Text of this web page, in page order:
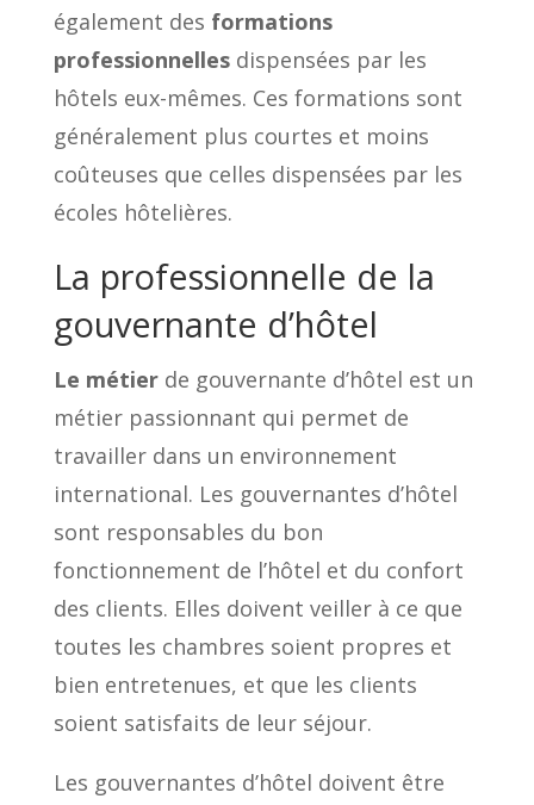
également des formations
professionnellesdispensées par les
hôtels eux-mêmes. Ces formations sont
généralement plus courtes et moins
coûteuses que celles dispensées par les
écoles hôtelières.
La professionnelle de la
gouvernante d’hôtel
Le métierde gouvernante d’hôtel est un
métier passionnant qui permet de
travailler dans un environnement
international. Les gouvernantes d’hôtel
sont responsables du bon
fonctionnement de l’hôtel et du confort
des clients. Elles doivent veiller à ce que
toutes les chambres soient propres et
bien entretenues, et que les clients
soient satisfaits de leur séjour.
Les gouvernantes d’hôtel doivent être